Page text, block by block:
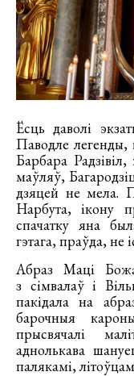
Ёсць даволі
Паводле
Барбара
маўляў,
дзяцей не мела.
Нарбута, ікону
спачатку яна
гэтага, праўда, не
Абраз Маці
з сімвалаў і
пакідала на
барочныя
прысвячалі
аднолькава
палякамі,